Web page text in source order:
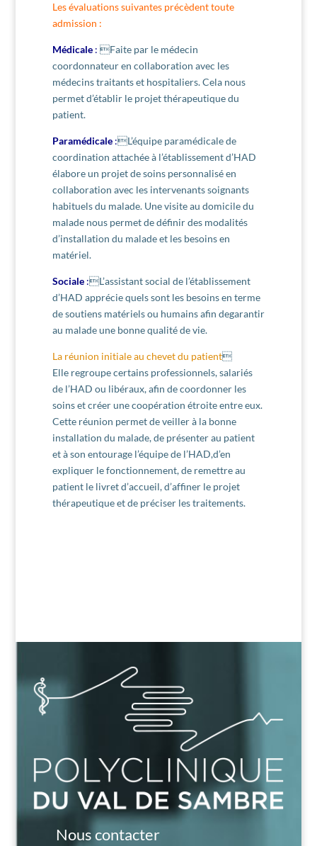
Les évaluations suivantes précèdent toute
admission :
Médicale: Faite par le médecin
coordonnateur en collaboration avec les
médecins traitants et hospitaliers. Cela nous
permet d’établir le projet thérapeutique du
patient.
Paramédicale:L’équipe paramédicale de
coordination attachée à l’établissement d’HAD
élabore un projet de soins personnalisé en
collaboration avec les intervenants soignants
habituels du malade. Une visite au domicile du
malade nous permet de définir des modalités
d’installation du malade et les besoins en
matériel.
Sociale:L’assistant social de l’établissement
d’HAD apprécie quels sont les besoins en terme
de soutiens matériels ou humains afin degarantir
au malade une bonne qualité de vie.
La réunion initiale au chevet du patient
Elle regroupe certains professionnels, salariés
de l’HAD ou libéraux, afin de coordonner les
soins et créer une coopération étroite entre eux.
Cette réunion permet de veiller à la bonne
installation du malade, de présenter au patient
et à son entourage l’équipe de l’HAD,d’en
expliquer le fonctionnement, de remettre au
patient le livret d’accueil, d’affiner le projet
thérapeutique et de préciser les traitements.
Nous contacter